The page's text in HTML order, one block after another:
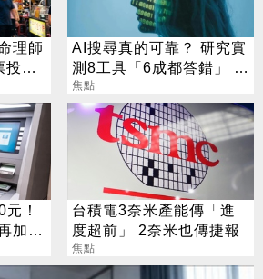
理師
投資
AI搜尋真的可靠？ 研究實
測8工具「6成都答錯」 這
款最糟錯9成
焦點
！
加碼
台積電3奈米產能傳「進
度超前」 2奈米也傳捷報
焦點